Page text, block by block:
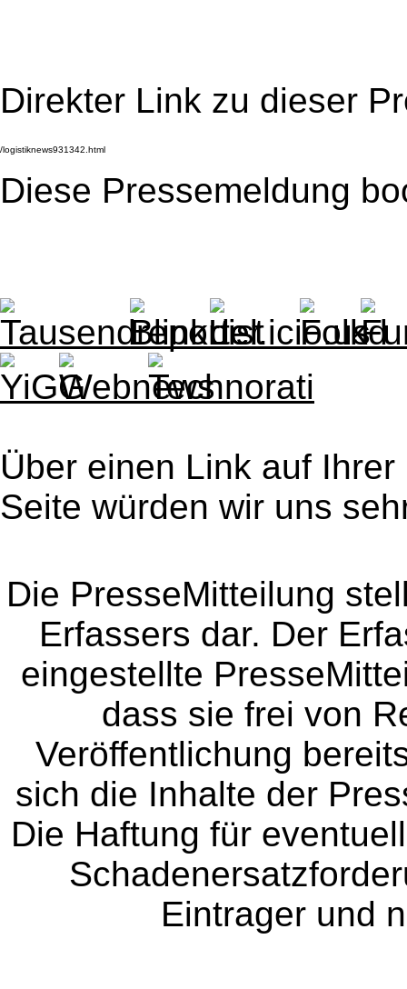
Direkter Link zu dieser
Diese Pressemeldung
Über einen Link auf
Seite würden wir uns
Die PresseMitteilung
Erfassers dar. Der
eingestellte
dass sie frei von
Veröffentlichung
sich die Inhalte der
Die Haftung für
Eintrager und